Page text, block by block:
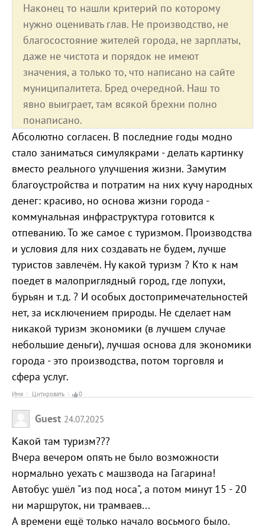
Наконец то нашли критерий по которому
нужно оценивать глав. Не производство, не
благосостояние жителей города, не зарплаты,
даже не чистота и порядок не имеют
значения, а только то, что написано на сайте
муниципалитета. Бред очередной. Наш то
явно выиграет, там всякой брехни полно
понаписано.
Абсолютно согласен. В последние годы модно
стало заниматься симулякрами - делать картинку
вместо реального улучшения жизни. Замутим
благоустройства и потратим на них кучу народных
денег: красиво, но основа жизни города -
коммунальная инфраструктура готовится к
отпеванию. То же самое с туризмом. Производства
и условия для них создавать не будем, лучше
туристов завлечём. Ну какой туризм ? Кто к нам
поедет в малоприглядный город, где лопухи,
бурьян и т.д. ? И особых достопримечательностей
нет, за исключением природы. Не сделает нам
никакой туризм экономики (в лучшем случае
небольшие деньги), лучшая основа для экономики
города - это производства, потом торговля и
сфера услуг.
Имя Цитировать 0
Guest 24.07.2025
Какой там туризм???
Вчера вечером опять не было возможности
нормально уехать с машзвода на Гагарина!
Автобус ушёл "из под носа", а потом минут 15 - 20
ни маршруток, ни трамваев...
А времени ещё только начало восьмого было.